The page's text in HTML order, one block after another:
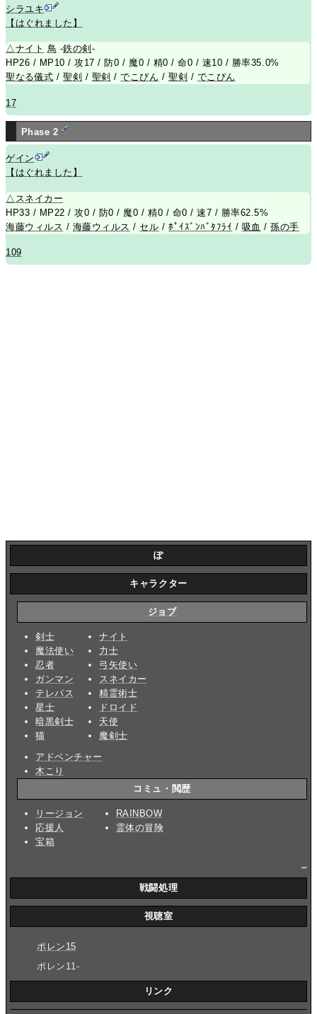
シラユキ
【はぐれました】
△ナイト 鳥 -鉄の剣 -
HP26 / MP10 / 攻17 / 防0 / 魔0 / 精0 / 命0 / 速10 / 勝率35.0%
聖なる儀式 /聖剣 / 聖剣 /でこぴん /聖剣 / でこぴん
17
Phase 2
ゲイン
【はぐれました】
△ スネイカー
HP33 / MP22 / 攻0 / 防0 / 魔0 / 精0 / 命0 / 速7 / 勝率62.5%
海藤ウィルス / 海藤ウィルス / セル / ﾎﾟｲｽﾞﾝﾊﾞﾀﾌﾗｲ / 吸血 /孫の手
109
ぽ
キャラクター
ジョブ
剣士
魔法使い
忍者
ガンマン
テレパス
星士
暗黒剣士
猫
ナイト
力士
弓矢使い
スネイカー
精霊術士
ドロイド
天使
魔剣士
アドベンチャー
木こり
コミュ・閲歴
リージョン
応援人
宝箱
RAINBOW
霊体の冒険
戦闘処理
視聴室
ポレン15
ポレン11-
リンク